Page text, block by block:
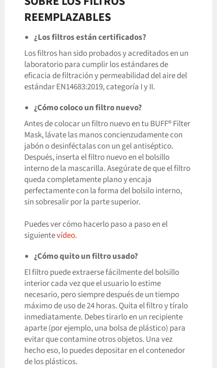
REEMPLAZABLES
¿Los filtros están certificados?
Los filtros han sido probados y acreditados en un
laboratorio para cumplir los estándares de
eficacia de filtración y permeabilidad del aire del
estándar EN14683:2019, categoría I y II.
¿Cómo coloco un filtro nuevo?
Antes de colocar un filtro nuevo en tu BUFF® Filter
Mask, lávate las manos concienzudamente con
jabón o desinféctalas con un gel antiséptico.
Después, inserta el filtro nuevo en el bolsillo
interno de la mascarilla. Asegúrate de que el filtro
queda completamente plano y encaja
perfectamente con la forma del bolsilo interno,
sin sobresalir por la parte superior.
Puedes ver cómo hacerlo paso a paso en el
siguientevídeo.
¿Cómo quito un filtro usado?
El filtro puede extraerse fácilmente del bolsillo
interior cada vez que el usuario lo estime
necesario, pero siempre después de un tiempo
máximo de uso de 24 horas. Quita el filtro y tíralo
inmediatamente. Debes tirarlo en un recipiente
aparte (por ejemplo, una bolsa de plástico) para
evitar que contamine otros objetos. Una vez
hecho eso, lo puedes depositar en el contenedor
de los plásticos.